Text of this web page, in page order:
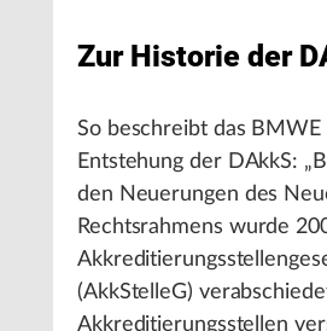
Zur Historie der
So beschreibt das BMWE
Entstehung der DAkkS:
den Neuerungen des
Rechtsrahmens wurde
(AkkStelleG)
Akkreditierungsstellen